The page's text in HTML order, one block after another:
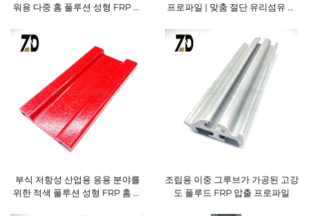
워용 다중 홈 풀루션 성형 FRP 프
프로파일 | 맞춤 절단 유리섬유 강
부식 저항성 산업용 응용 분야를
위한 적색 풀루션 성형 FRP 홈 프
조립용 이중 그루브가 가공된 고강
도 풀루드 FRP 압출 프로파일